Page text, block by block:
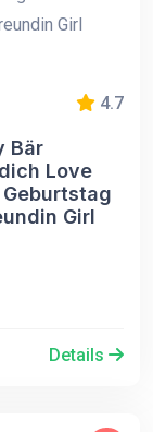
4.7
Bär
Love
Girl
Details